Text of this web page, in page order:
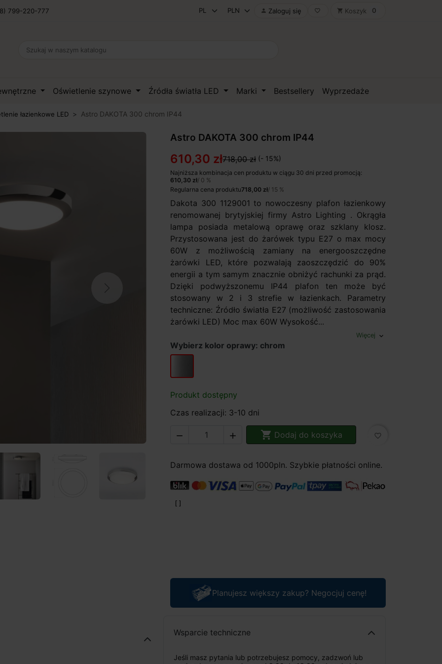
799-220-777  Zaloguj się favorite_border shopping_cart Koszyk 0
Oświetlenie szynowe Źródła światła LED Marki Bestsellery Wyprzedaże
łazienkowe LED Astro DAKOTA 300 chrom IP44
Astro DAKOTA 300 chrom IP44
610,30 zł718,00 zł (- 15%)
Najniższa kombinacja cen produktu w ciągu 30 dni przed promocją:
610,30 zł/ 0 %
Regularna cena produktu718,00 zł/ 15 %
Dakota 300 1129001 to nowoczesny plafon łazienkowy
renomowanej brytyjskiej firmy Astro Lighting . Okrągła
lampa posiada metalową oprawę oraz szklany klosz.
Przystosowana jest do żarówek typu E27 o max mocy
60W z możliwością zamiany na energooszczędne
żarówki LED, które pozwalają zaoszczędzić do 90%
energii a tym samym znacznie obniżyć rachunki za prąd.
Dzięki podwyższonemu IP44 plafon ten może być
stosowany w 2 i 3 strefie w łazienkach. Parametry
techniczne: Źródło światła E27 (możliwość zastosowania
żarówki LED) Moc max 60W Wysokość...
Więcej expand_more
Wybierz kolor oprawy: chrom
chrom
Produkt dostępny
Czas realizacji: 3-10 dni
   Dodaj do koszyka favorite_border
Darmowa dostawa od 1000pln. Szybkie płatności online.
Planujesz większy zakup? Negocjuj cenę!
Wsparcie techniczne
Jeśli masz pytania lub potrzebujesz pomocy, zadzwoń lub